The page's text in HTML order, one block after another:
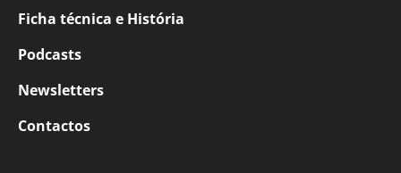
Ficha técnica e História
Podcasts
Newsletters
Contactos